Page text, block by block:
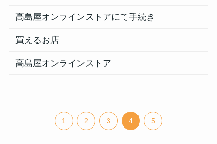
高島屋オンラインストアにて手続き
買えるお店
高島屋オンラインストア
1 2 3 4 5